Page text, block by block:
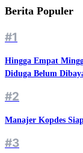
Berita Populer
#1
Hingga Empat
Diduga Belum
#2
Manajer Kopdes
#3